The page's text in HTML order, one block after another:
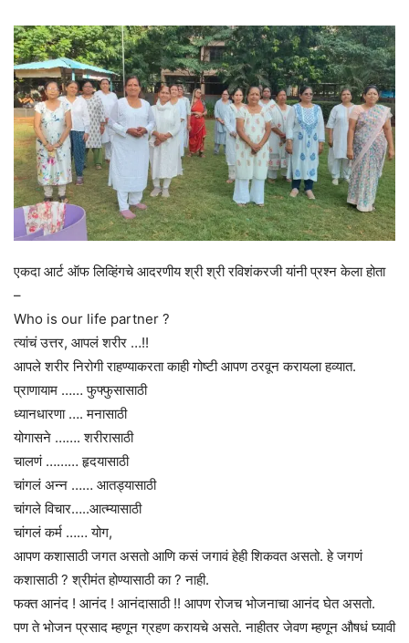
एकदा आर्ट ऑफ लिव्हिंगचे आदरणीय श्री श्री रविशंकरजी यांनी प्रश्न केला होता
–
Who is our life partner ?
त्यांचं उत्तर, आपलं शरीर …!!
आपले शरीर निरोगी राहण्याकरता काही गोष्टी आपण ठरवून करायला हव्यात.
प्राणायाम …… फुफ्फुसासाठी
ध्यानधारणा …. मनासाठी
योगासने ……. शरीरासाठी
चालणं ……… हृदयासाठी
चांगलं अन्न …… आतड्यासाठी
चांगले विचार…..आत्म्यासाठी
चांगलं कर्म …… योग,
आपण कशासाठी जगत असतो आणि कसं जगावं हेही शिकवत असतो. हे जगणं
कशासाठी ? श्रीमंत होण्यासाठी का ? नाही.
फक्त आनंद ! आनंद ! आनंदासाठी !! आपण रोजच भोजनाचा आनंद घेत असतो.
पण ते भोजन प्रसाद म्हणून ग्रहण करायचे असते. नाहीतर जेवण म्हणून औषधं घ्यावी